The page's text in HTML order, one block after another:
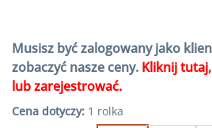
Musisz być zalogowany jako
zobaczyć nasze ceny. Kliknij
lub zarejestrować.
Cena dotyczy: 1 rolka